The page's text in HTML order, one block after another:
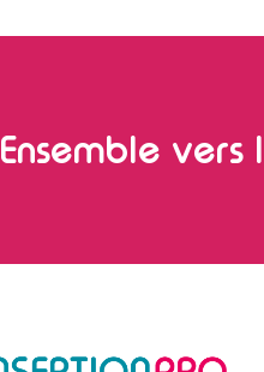
Ensemble